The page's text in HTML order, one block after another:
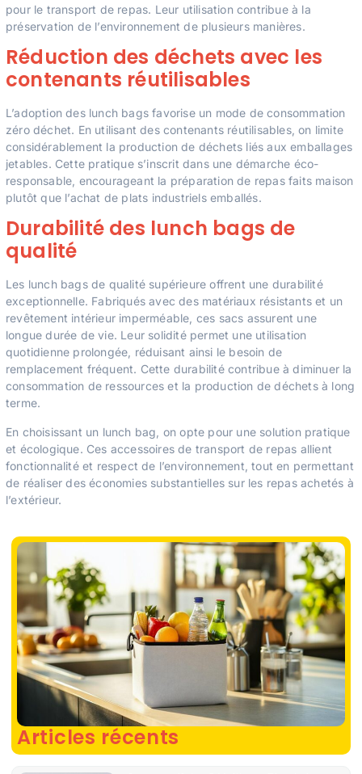
pour le transport de repas. Leur utilisation contribue à la
préservation de l’environnement de plusieurs manières.
Réduction des déchets avec les
contenants réutilisables
L’adoption des lunch bags favorise un mode de consommation
zéro déchet. En utilisant des contenants réutilisables, on limite
considérablement la production de déchets liés aux emballages
jetables. Cette pratique s’inscrit dans une démarche éco-
responsable, encourageant la préparation de repas faits maison
plutôt que l’achat de plats industriels emballés.
Durabilité des lunch bags de
qualité
Les lunch bags de qualité supérieure offrent une durabilité
exceptionnelle. Fabriqués avec des matériaux résistants et un
revêtement intérieur imperméable, ces sacs assurent une
longue durée de vie. Leur solidité permet une utilisation
quotidienne prolongée, réduisant ainsi le besoin de
remplacement fréquent. Cette durabilité contribue à diminuer la
consommation de ressources et la production de déchets à long
terme.
En choisissant un lunch bag, on opte pour une solution pratique
et écologique. Ces accessoires de transport de repas allient
fonctionnalité et respect de l’environnement, tout en permettant
de réaliser des économies substantielles sur les repas achetés à
l’extérieur.
Articles récents